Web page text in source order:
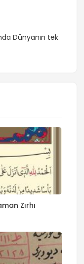
Dünyanın tek
Zırhı